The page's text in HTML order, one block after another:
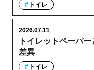
トイレ
トイレットペーパ
差異
2026.07.11
トイレ